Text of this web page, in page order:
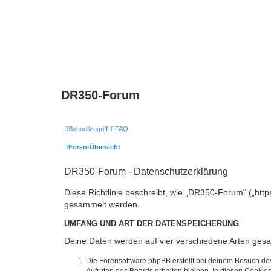
DR350-Forum
Schnellzugriff FAQ
Foren-Übersicht
DR350-Forum - Datenschutzerklärung
Diese Richtlinie beschreibt, wie „DR350-Forum“
gesammelt werden.
UMFANG UND ART DER DATENSPEICHERUNG
Deine Daten werden auf vier verschiedene Arten
Die Forensoftware phpBB erstellt bei deinem Besuch